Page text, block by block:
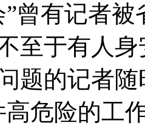
”曾有记者
至于有人
题的记者
高危险的工